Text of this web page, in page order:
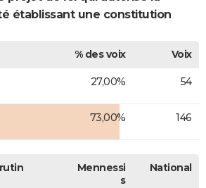
établissant une constitution
% des voix
Voix
27,00% 54
73,00% 146
Mennessi
s
National